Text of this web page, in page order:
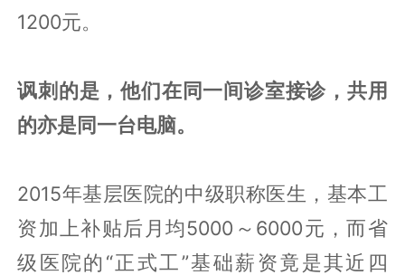
1200元。
讽刺的是，他们在同一间诊室接诊，共用
的亦是同一台电脑。
2015年基层医院的中级职称医生，基本工
资加上补贴后月均5000～6000元，而省
级医院的“正式工”基础薪资竟是其近四